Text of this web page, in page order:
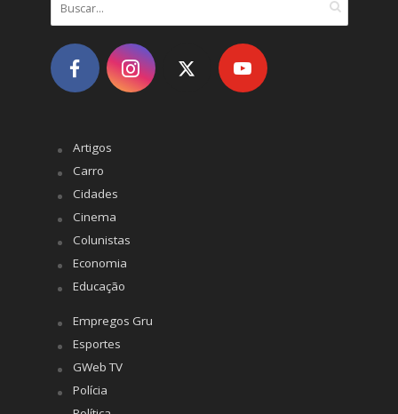
Artigos
Carro
Cidades
Cinema
Colunistas
Economia
Educação
Empregos Gru
Esportes
GWeb TV
Polícia